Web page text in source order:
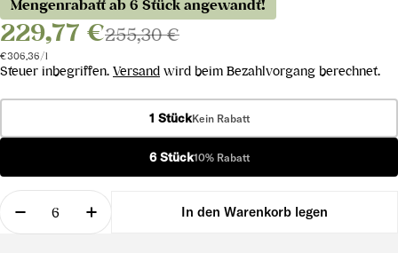
Mengenrabatt ab 6 Stück angewandt!
229,77 €255,30 €
Stückpreis
€306,36/pro
l
Steuer inbegriffen. Versand wird beim Bezahlvorgang berechnet.
1 StückKein Rabatt
6 Stück10% Rabatt
Menge
Menge für Vigneto Bellavista Chianti Classico
Menge für Vigneto Bellavista Chianti
In den Warenkorb legen